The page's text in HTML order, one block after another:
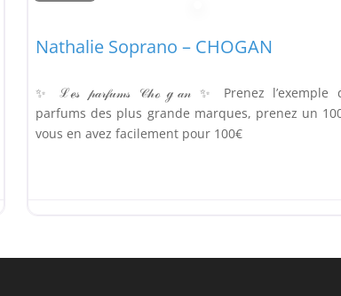
Nathalie Soprano – CHOGAN
✨ ℒℯ𝓈 𝓅𝒶𝓇𝒻𝓊𝓂𝓈 𝒞𝒽ℴℊ𝒶𝓃 ✨ Prenez l’exemple
parfums des plus grande marques, prenez un
vous en avez facilement pour 100€